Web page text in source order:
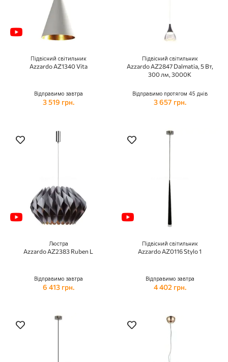
Підвісний світильник
Azzardo AZ1340 Vita
Відправимо завтра
3 519 грн.
Підвісний світильник
Azzardo AZ2847 Dalmatia, 5 Вт,
300 лм, 3000K
Відправимо протягом 45 днів
3 657 грн.
Люстра
Azzardo AZ2383 Ruben L
Відправимо завтра
6 413 грн.
Підвісний світильник
Azzardo AZ0116 Stylo 1
Відправимо завтра
4 402 грн.